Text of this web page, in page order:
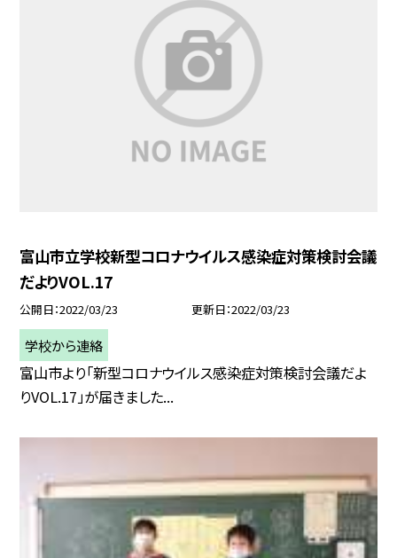
富山市立学校新型コロナウイルス感染症対策検討会議
だよりVOL.17
公開日 2022/03/23 更新日 2022/03/23
学校から連絡
富山市より「新型コロナウイルス感染症対策検討会議だよ
りVOL.17」が届きました...